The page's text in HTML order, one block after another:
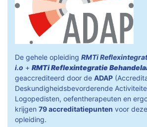
De gehele opleiding RMTi
i.o + RMTi Reflexintegratie
geaccrediteerd door de ADAP
Deskundigheidsbevorderende
Logopedisten, oefentherapeuten en
krijgen 79 accreditatiepunten voor
opleiding.